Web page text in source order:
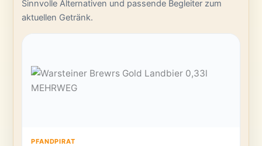
Sinnvolle Alternativen und passende Begleiter zum
aktuellen Getränk.
PFANDPIRAT